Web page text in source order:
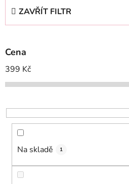
p
r
o
d
k
t
ZAVŘÍT FILTR
Cena
399 Kč
Na skladě 1